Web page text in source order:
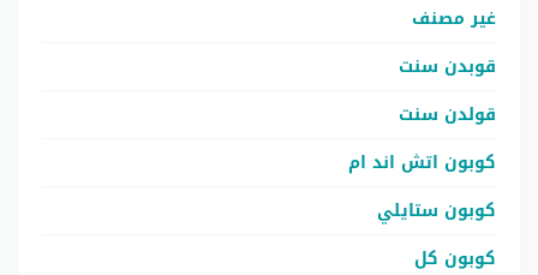
غير مصنف
قوبدن سنت
قولدن سنت
كوبون اتش اند ام
كوبون ستايلي
كوبون كل